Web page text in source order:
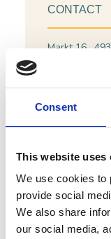
Consent
This website uses
We use cookies to
provide social
We also share
our social media,
CONTACT
Markt 16 ,
Bekijk